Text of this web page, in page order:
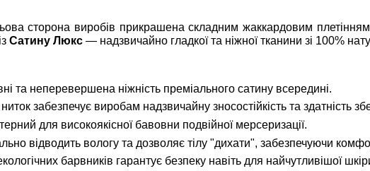
сторона виробів прикрашена складним жаккардовим
Сатину Люкс — надзвичайно гладкої та ніжної тканини зі 100%
та неперевершена ніжність преміального сатину всередині.
забезпечує виробам надзвичайну зносостійкість та здатність
для високоякісної бавовни подвійної мерсеризації.
відводить вологу та дозволяє тілу "дихати", забезпечуючи
барвників гарантує безпеку навіть для найчутливішої